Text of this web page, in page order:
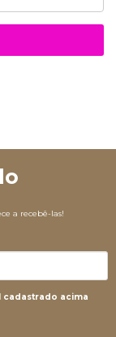
a recebê-las!
cadastrado acima